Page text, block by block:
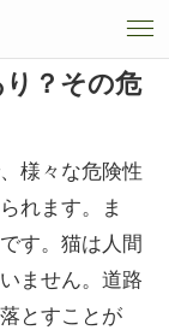
？その危
様々な危険性
れます。ま
す。猫は人間
ません。道路
とすことが